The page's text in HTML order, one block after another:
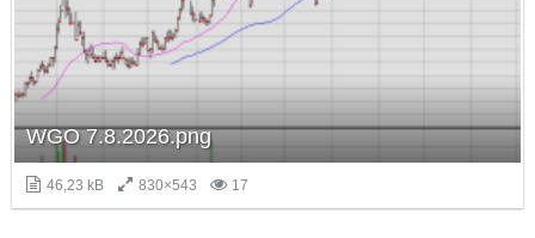
WGO 7.8.2026.png
46,23 kB 830×543 17